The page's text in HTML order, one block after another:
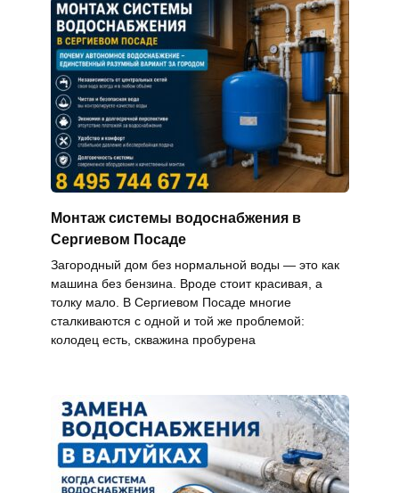
Монтаж системы водоснабжения в
Сергиевом Посаде
Загородный дом без нормальной воды — это как
машина без бензина. Вроде стоит красивая, а
толку мало. В Сергиевом Посаде многие
сталкиваются с одной и той же проблемой:
колодец есть, скважина пробурена